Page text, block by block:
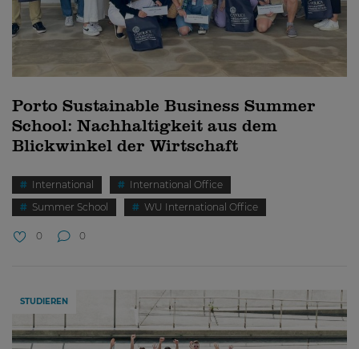
Porto Sustainable Business Summer
School: Nachhaltigkeit aus dem
Blickwinkel der Wirtschaft
International
International Office
Summer School
WU International Office
0 0
STUDIEREN